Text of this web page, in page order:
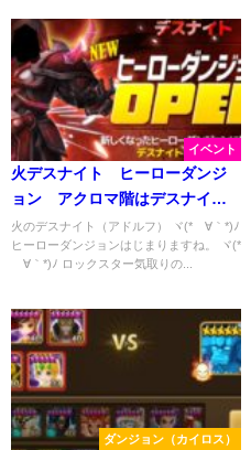
イベント
火デスナイト ヒーローダンジ
ョン アクロマ階はデスナイ
ト？
火のデスナイト（アドルフ） ヾ(*´∀｀*)ﾉ
ヒーローダンジョンはじまりますね。 ヾ(*
´∀｀*)ﾉ ロックスター気取りの...
ダンジョン（カイロス）